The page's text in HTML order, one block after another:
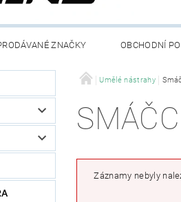
ZNAČKY OBCHODNÍ
Umělé nástrahy
Záznamy nebyly